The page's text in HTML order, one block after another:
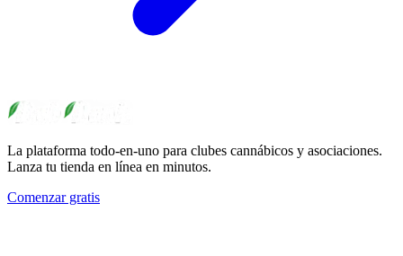
La plataforma todo-en-uno para clubes cannábicos y asociaciones.
Lanza tu tienda en línea en minutos.
Comenzar gratis